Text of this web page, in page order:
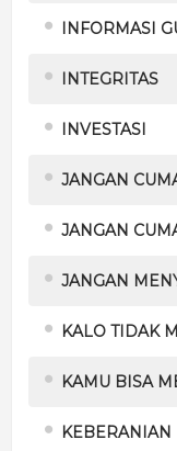
INFORMASI
INTEGRITAS
INVESTASI
JANGAN
JANGAN
JANGAN
KALO TIDAK
KAMU BISA
KEBERANIAN